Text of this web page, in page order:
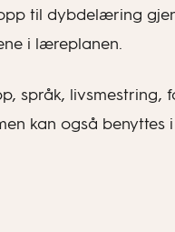
til dybdelæring
i læreplanen.
språk, livsmestring,
kan også benyttes i